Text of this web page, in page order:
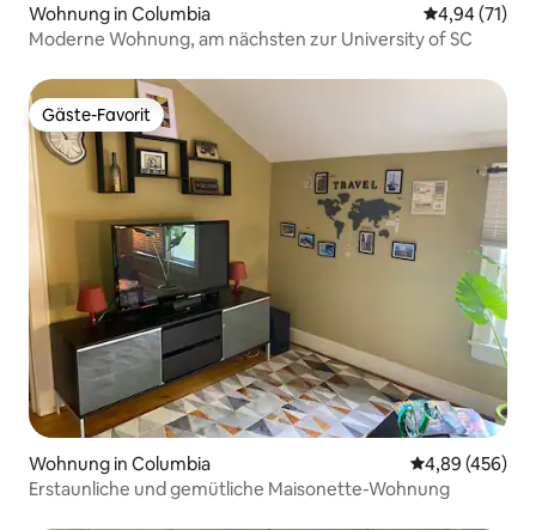
Wohnung in Columbia
4,94 (71)
Moderne Wohnung, am nächsten zur University of SC
Gäste-Favorit
Gäste-Favorit
Wohnung in Columbia
4,89 (456)
Erstaunliche und gemütliche Maisonette-Wohnung